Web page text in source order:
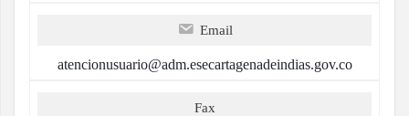
Email
atencionusuario@adm.esecartagenadeindias.gov.co
Fax